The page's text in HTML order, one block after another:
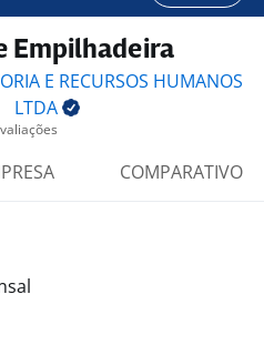
Empilhadeira
E RECURSOS HUMANOS
LTDA
COMPARATIVO